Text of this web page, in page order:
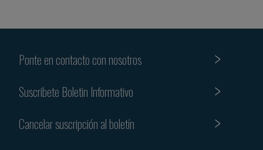
Ponte en contacto con nosotros
Suscribete Boletin Informativo
Cancelar suscripción al boletín